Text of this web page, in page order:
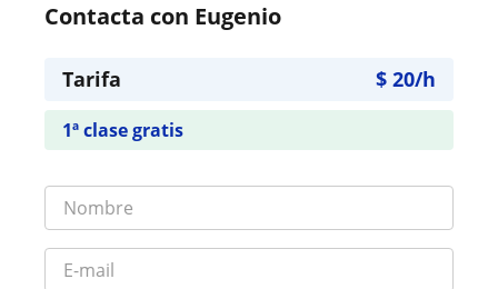
Contacta con Eugenio
Tarifa $ 20/h
1ª clase gratis